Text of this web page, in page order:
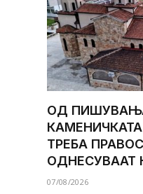
ОД
ТРЕБА
ОДНЕСУВААТ
07/08/2026